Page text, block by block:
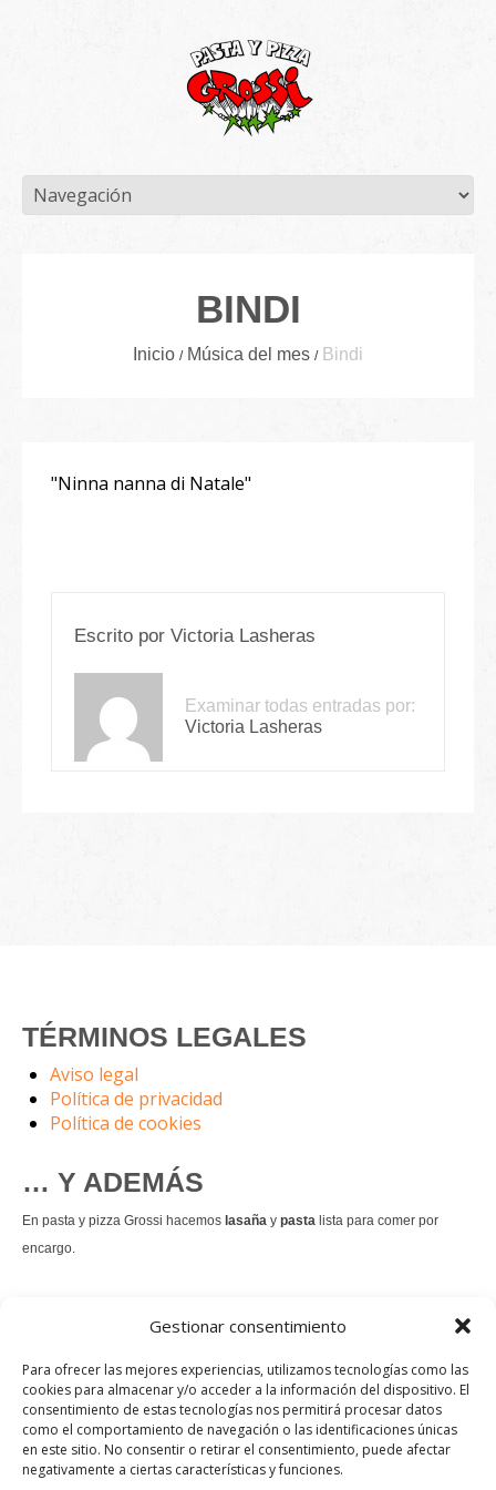
Gestionar consentimiento
Para ofrecer las mejores experiencias, utilizamos tecnologías como las
cookies para almacenar y/o acceder a la información del dispositivo. El
consentimiento de estas tecnologías nos permitirá procesar datos
como el comportamiento de navegación o las identificaciones únicas
en este sitio. No consentir o retirar el consentimiento, puede afectar
negativamente a ciertas características y funciones.
BINDI
Inicio Música del mes Bindi
"Ninna nanna di Natale"
Escrito por Victoria Lasheras
Examinar todas entradas por:
Victoria Lasheras
TÉRMINOS LEGALES
Aviso legal
Política de privacidad
Política de cookies
… Y ADEMÁS
En pasta y pizza Grossi hacemos lasaña y pasta lista para comer por
encargo.
es un permanente.
Pedir comida Just eat
Instagram
Facebook
TikTok